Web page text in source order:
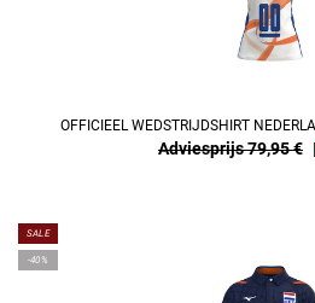
OFFICIEEL WEDSTRIJDSHIRT
Adviesprijs 79,95 € |
SALE
-40%